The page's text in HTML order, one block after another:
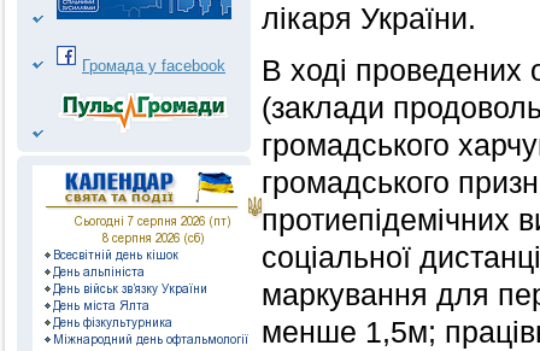
Громада у facebook
лікаря
В ході проведених
(заклади
громадського
громадського
протиепідемічних
соціальної
маркування для
менше 1,5м;